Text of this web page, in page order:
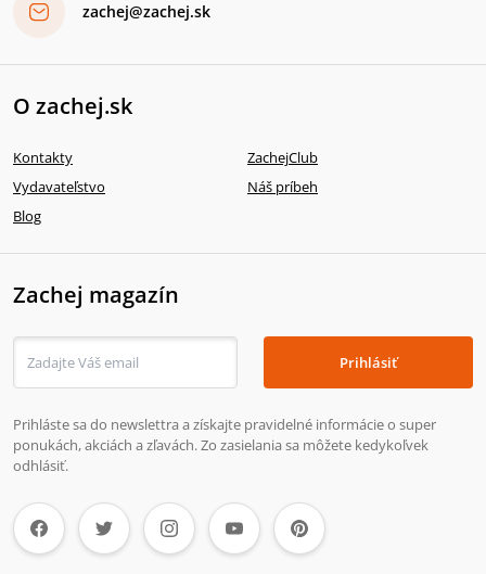
zachej@zachej.sk
O zachej.sk
Kontakty
ZachejClub
Vydavateľstvo
Náš príbeh
Blog
Zachej magazín
Prihlásiť
Prihláste sa do newslettra a získajte pravidelné informácie o super
ponukách, akciách a zľavách. Zo zasielania sa môžete kedykoľvek
odhlásiť.